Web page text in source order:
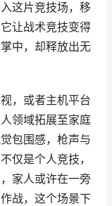
这片竞技场，移
让战术竞技变得
中，却释放出无
，或者主机平台
领域拓展至家庭
包围感，枪声与
仅是个人竞技，
家人或许在一旁
战，这个场景下